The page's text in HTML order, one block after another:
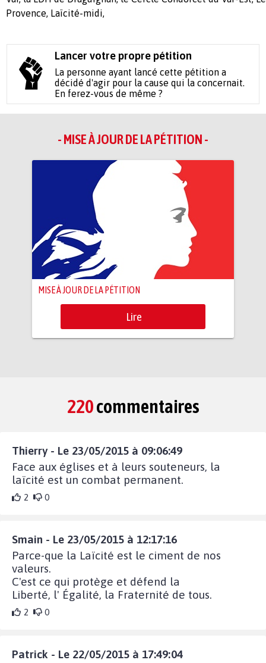
Provence, Laïcité-midi,
Lancer votre propre pétition
La personne ayant lancé cette pétition a
décidé d'agir pour la cause qui la concernait.
En ferez-vous de même ?
- MISE À JOUR DE LA PÉTITION -
MISE À JOUR DE LA PÉTITION
Lire
220commentaires
Thierry - Le 23/05/2015 à 09:06:49
Face aux églises et à leurs souteneurs, la
laïcité est un combat permanent.
2 0
Smain - Le 23/05/2015 à 12:17:16
Parce-que la Laïcité est le ciment de nos
valeurs.
C'est ce qui protège et défend la
Liberté, l' Égalité, la Fraternité de tous.
2 0
Patrick - Le 22/05/2015 à 17:49:04